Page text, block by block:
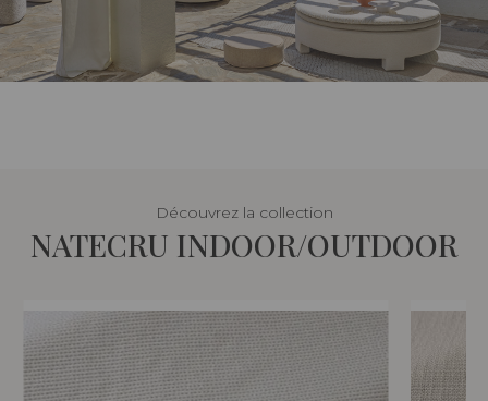
Découvrez la collection
NATECRU INDOOR/OUTDOOR